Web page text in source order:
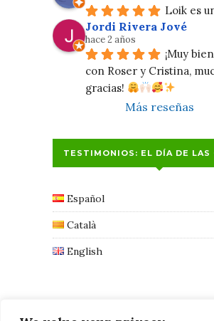
Loik es
Jordi Rivera Jové
hace 2 años
¡Muy
con Roser y Cristina,
gracias!
Más reseñas
TESTIMONIOS: EL DÍA DE LAS
Español
Català
English